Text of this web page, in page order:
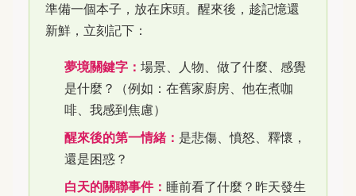
準備一個本子，放在床頭。醒來後，趁記憶還
新鮮，立刻記下：
夢境關鍵字： 場景、人物、做了什麼、感覺
是什麼？（例如：在舊家廚房、他在煮咖
啡、我感到焦慮）
醒來後的第一情緒： 是悲傷、憤怒、釋懷，
還是困惑？
白天的關聯事件： 睡前看了什麼？昨天發生